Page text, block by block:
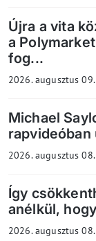
Újra a vita
a
fog...
2026. augusztus 09.
Michael
rapvideóban
2026. augusztus 08.
Így
anélkül,
2026. augusztus 08.